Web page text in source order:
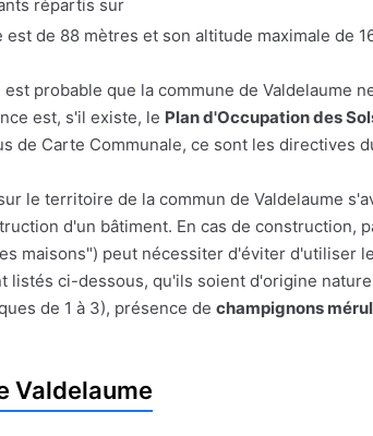
répartis sur
est de 88 mètres et son altitude maximale de
probable que la commune de Valdelaume
est, s'il existe, le Plan d'Occupation des
de Carte Communale, ce sont les directives
le territoire de la commun de Valdelaume
d'un bâtiment. En cas de
maisons") peut nécessiter d'éviter d'utiliser
listés ci-dessous, qu'ils soient d'origine
de 1 à 3), présence de champignons
Valdelaume